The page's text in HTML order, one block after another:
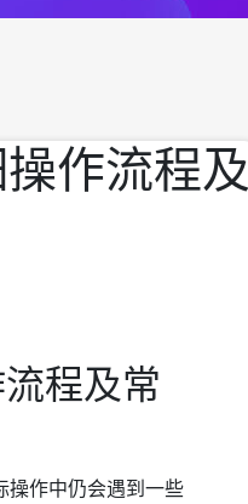
作流程及
程及常
操作中仍会遇到一些